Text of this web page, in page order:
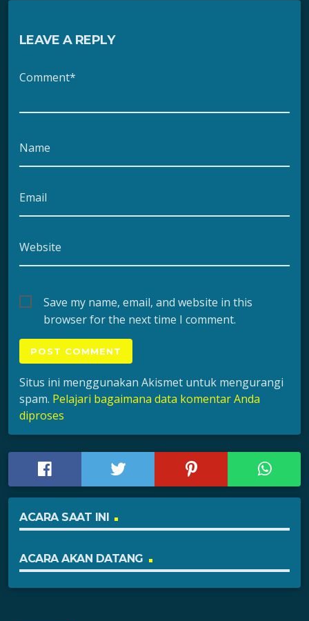
LEAVE A REPLY
Comment*
Name
Email
Website
Save my name, email, and website in this
browser for the next time I comment.
Situs ini menggunakan Akismet untuk mengurangi
spam. Pelajari bagaimana data komentar Anda
diproses
ACARA SAAT INI
ACARA AKAN DATANG